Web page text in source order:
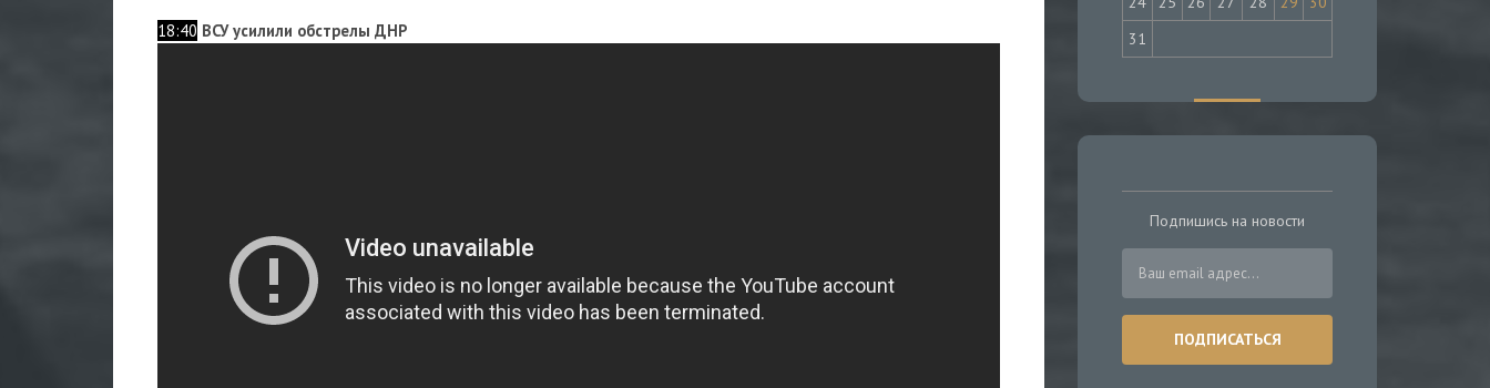
18:40 ВСУ усилили обстрелы ДНР
31
Подпишись на новости